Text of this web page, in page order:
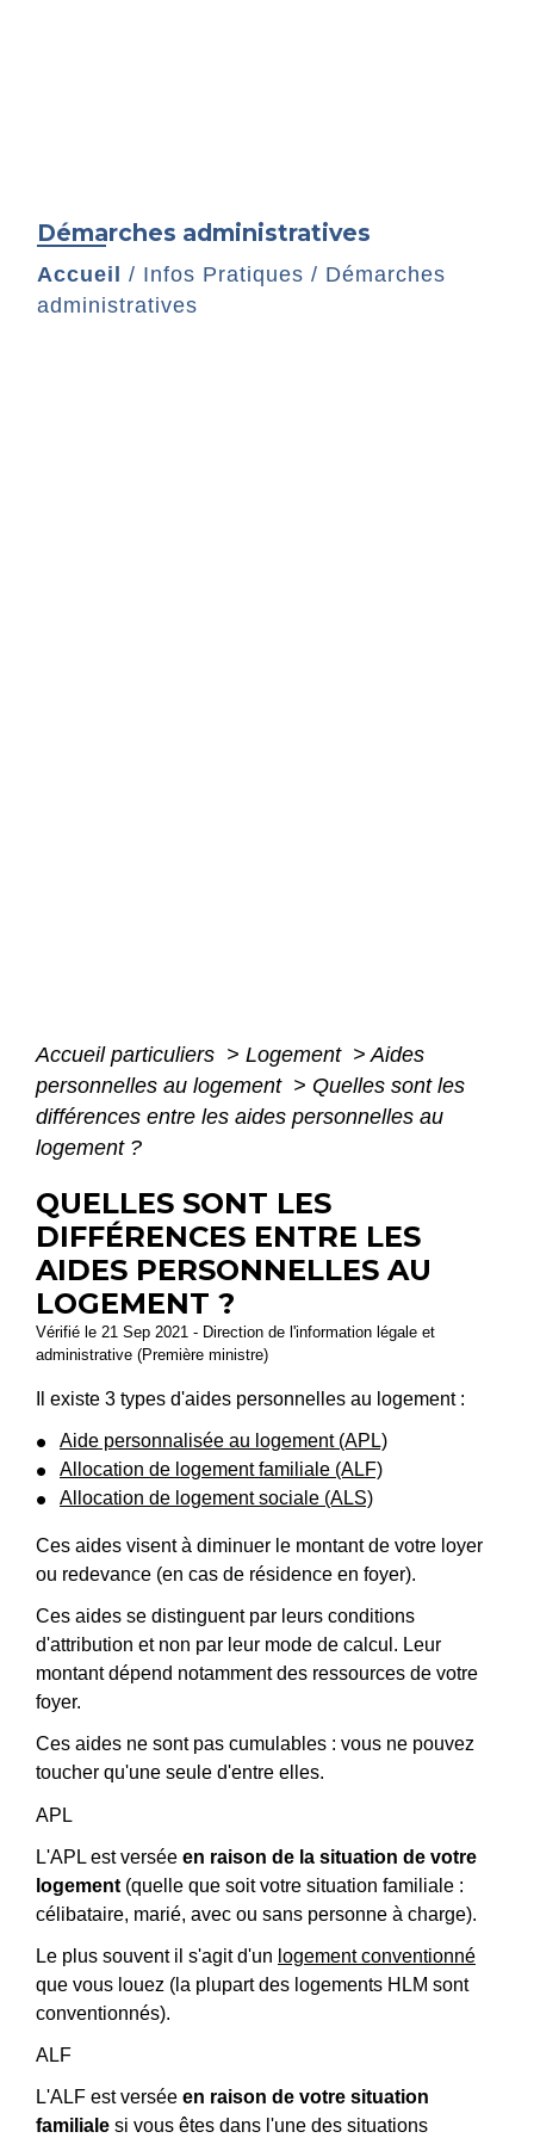
Démarches administratives
Accueil / Infos Pratiques / Démarches
administratives
Accueil particuliers > Logement > Aides
personnelles au logement > Quelles sont les
différences entre les aides personnelles au
logement ?
QUELLES SONT LES
DIFFÉRENCES ENTRE LES
AIDES PERSONNELLES AU
LOGEMENT ?
Vérifié le 21 Sep 2021 - Direction de l'information légale et
administrative (Première ministre)
Il existe 3 types d'aides personnelles au logement :
Aide personnalisée au logement (APL)
Allocation de logement familiale (ALF)
Allocation de logement sociale (ALS)
Ces aides visent à diminuer le montant de votre loyer
ou redevance (en cas de résidence en foyer).
Ces aides se distinguent par leurs conditions
d'attribution et non par leur mode de calcul. Leur
montant dépend notamment des ressources de votre
foyer.
Ces aides ne sont pas cumulables : vous ne pouvez
toucher qu'une seule d'entre elles.
APL
L'APL est versée en raison de la situation de votre
logement (quelle que soit votre situation familiale :
célibataire, marié, avec ou sans personne à charge).
Le plus souvent il s'agit d'un logement conventionné
que vous louez (la plupart des logements HLM sont
conventionnés).
ALF
L'ALF est versée en raison de votre situation
familiale si vous êtes dans l'une des situations